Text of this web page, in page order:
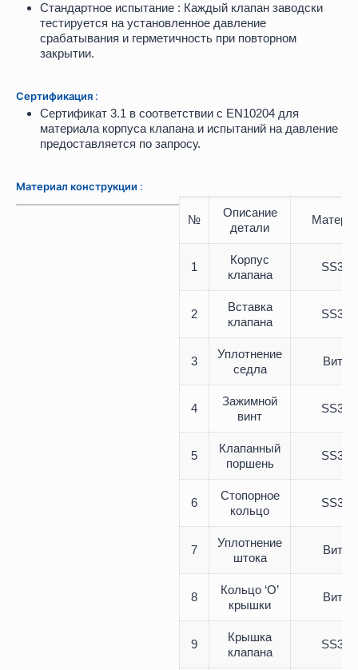
Стандартное испытание : Каждый клапан заводски
тестируется на установленное давление
срабатывания и герметичность при повторном
закрытии.
Сертификация :
Сертификат 3.1 в соответствии с EN10204 для
материала корпуса клапана и испытаний на давление
предоставляется по запросу.
Материал конструкции :
№
Описание
детали
1
Корпус
клапана
SS316
2
Вставка
клапана
SS316
3
Уплотнение
седла
Витон
4
Зажимной
винт
SS316
5
Клапанный
поршень
SS316
6
Стопорное
кольцо
SS316
7
Уплотнение
штока
Витон
8
Кольцо ‘O’
крышки
Витон
9
Крышка
клапана
SS316